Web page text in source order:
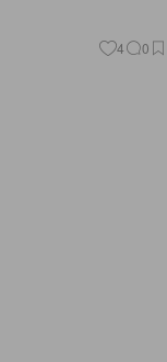
4 0